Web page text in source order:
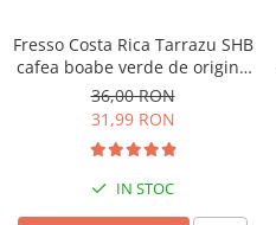
Fresso Costa Rica Tarrazu SHB
cafea boabe verde de origine
250g
36,00 RON
31,99 RON
IN STOC